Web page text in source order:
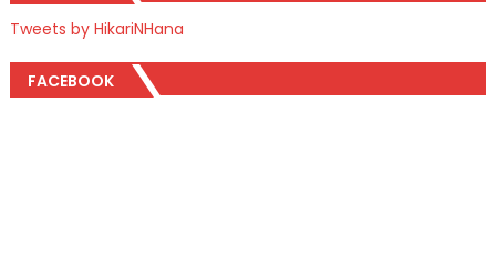
Tweets by HikariNHana
FACEBOOK